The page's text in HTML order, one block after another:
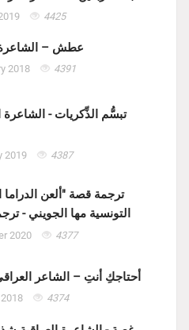
4425
عطش – الشاعرة
2018 4391
تبسُّم الذِّكريات - الشاعرة
2019 4387
ترجمة قصة "ألعن الدراما
التونسية مها الجويني -
2020 4377
أحتاجكِ أنتِ – الشاعر
4374